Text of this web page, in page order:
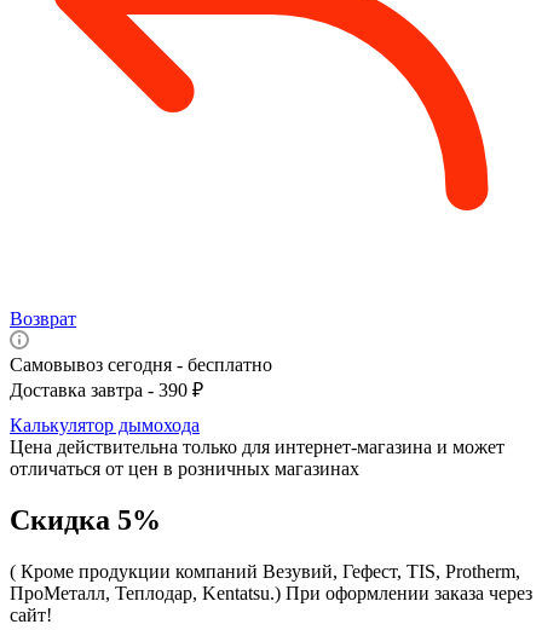
Возврат
Самовывоз сегодня - бесплатно
Доставка завтра - 390 ₽
Калькулятор дымохода
Цена действительна только для интернет-магазина и может
отличаться от цен в розничных магазинах
Скидка 5%
( Кроме продукции компаний Везувий, Гефест, TIS, Protherm,
ПроМеталл, Теплодар, Kentatsu.) При оформлении заказа через
сайт!